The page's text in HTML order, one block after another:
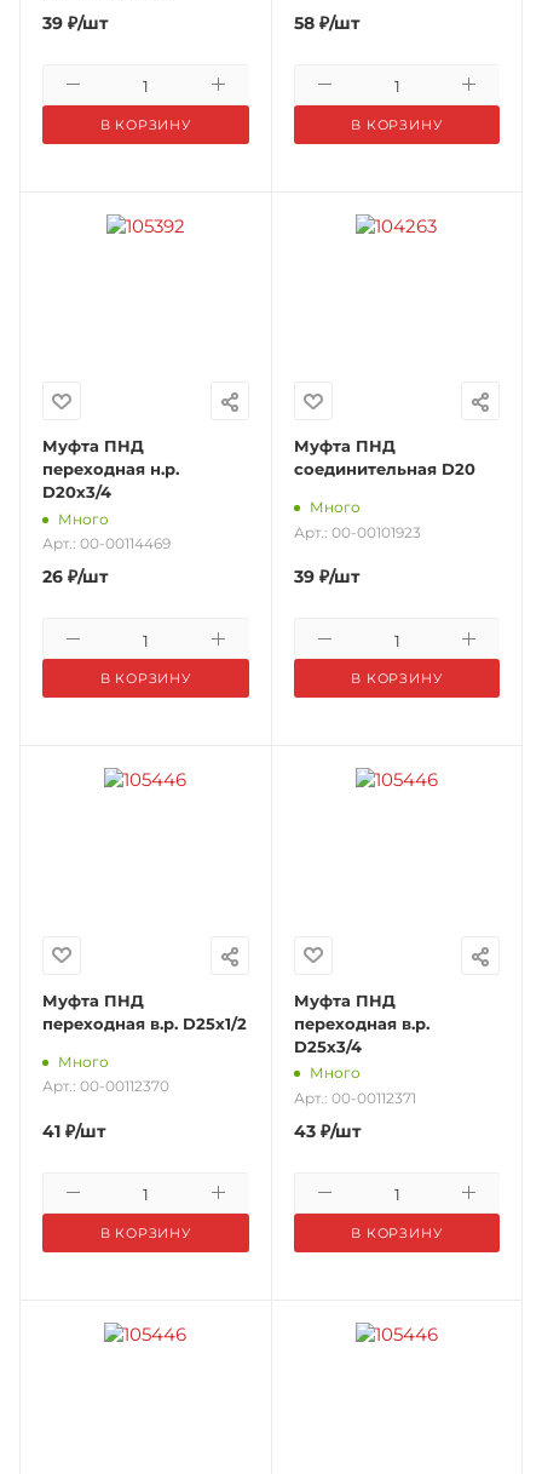
39 ₽/шт
В КОРЗИНУ
58₽/шт
В КОРЗИНУ
Муфта ПНД
переходная н.р.
D20х3/4
Много
Арт.: 00-00114469
26 ₽/шт
В КОРЗИНУ
Муфта ПНД
соединительная D20
Много
Арт.: 00-00101923
39₽/шт
В КОРЗИНУ
Муфта ПНД
переходная в.р. D25х1/2
Много
Арт.: 00-00112370
41 ₽/шт
В КОРЗИНУ
Муфта ПНД
переходная в.р.
D25х3/4
Много
Арт.: 00-00112371
43₽/шт
В КОРЗИНУ